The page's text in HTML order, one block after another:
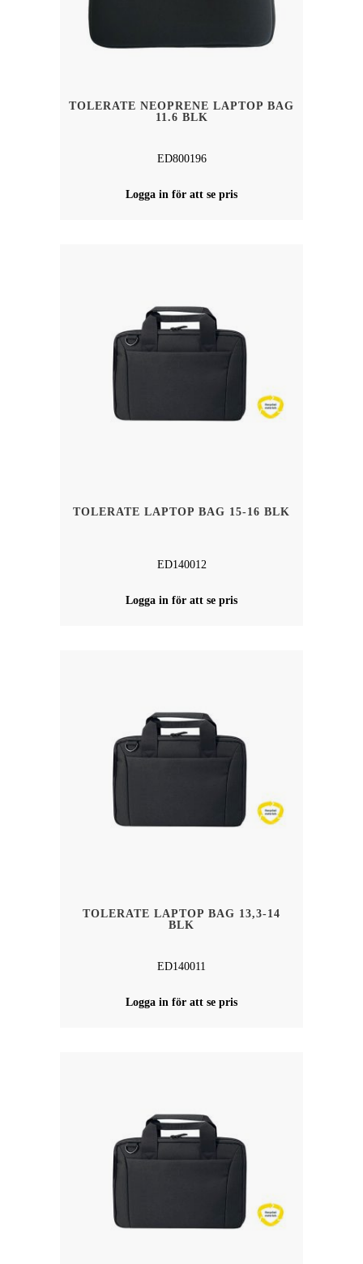
TOLERATE NEOPRENE LAPTOP BAG
11.6 BLK
ED800196
Logga in för att se pris
TOLERATE LAPTOP BAG 15-16 BLK
ED140012
Logga in för att se pris
TOLERATE LAPTOP BAG 13,3-14
BLK
ED140011
Logga in för att se pris